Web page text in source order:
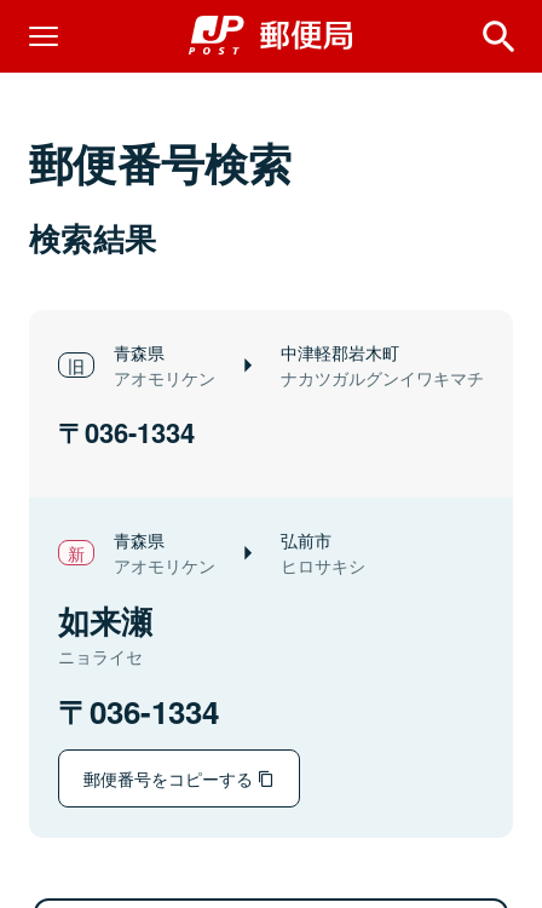
郵便番号検索
検索結果
青森県
アオモリケン
中津軽郡岩木町
ナカツガルグンイワキマチ
036-1334
青森県
アオモリケン
弘前市
ヒロサキシ
如来瀬
ニョライセ
036-1334
郵便番号をコピーする